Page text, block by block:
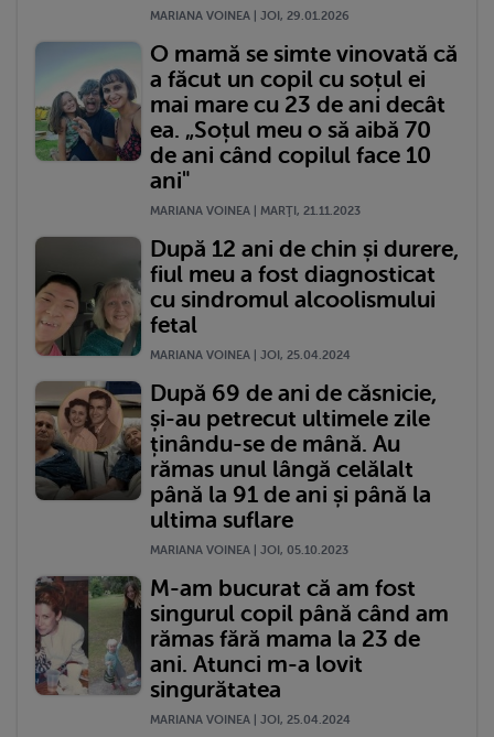
MARIANA VOINEA | JOI, 29.01.2026
O mamă se simte vinovată că
a făcut un copil cu soțul ei
mai mare cu 23 de ani decât
ea. „Soțul meu o să aibă 70
de ani când copilul face 10
ani"
MARIANA VOINEA | MARŢI, 21.11.2023
După 12 ani de chin și durere,
fiul meu a fost diagnosticat
cu sindromul alcoolismului
fetal
MARIANA VOINEA | JOI, 25.04.2024
După 69 de ani de căsnicie,
și-au petrecut ultimele zile
ținându-se de mână. Au
rămas unul lângă celălalt
până la 91 de ani și până la
ultima suflare
MARIANA VOINEA | JOI, 05.10.2023
M-am bucurat că am fost
singurul copil până când am
rămas fără mama la 23 de
ani. Atunci m-a lovit
singurătatea
MARIANA VOINEA | JOI, 25.04.2024